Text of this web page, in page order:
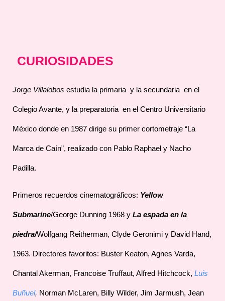
CURIOSIDADES
Jorge Villalobos estudia la primaria y la secundaria en el
Colegio Avante, y la preparatoria en el Centro Universitario
México donde en 1987 dirige su primer cortometraje “La
Marca de Caín”, realizado con Pablo Raphael y Nacho
Padilla.
Primeros recuerdos cinematográficos: Yellow
Submarine/George Dunning 1968 y La espada en la
piedra/Wolfgang Reitherman, Clyde Geronimi y David Hand,
1963. Directores favoritos: Buster Keaton, Agnes Varda,
Chantal Akerman, Francoise Truffaut, Alfred Hitchcock, Luis
Buñuel, Norman McLaren, Billy Wilder, Jim Jarmush, Jean